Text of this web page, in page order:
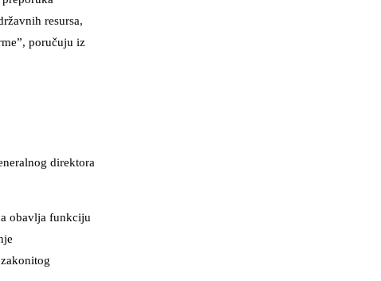
resursa,
poručuju iz
direktora
obavlja funkciju